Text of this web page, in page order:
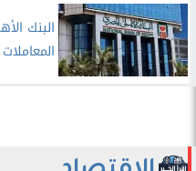
البنك
المعاملات